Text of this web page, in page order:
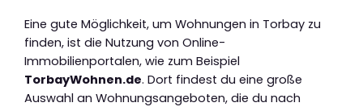
Eine gute Möglichkeit, um Wohnungen in Torbay zu
finden, ist die Nutzung von Online-
Immobilienportalen, wie zum Beispiel
TorbayWohnen.de. Dort findest du eine große
Auswahl an Wohnungsangeboten, die du nach